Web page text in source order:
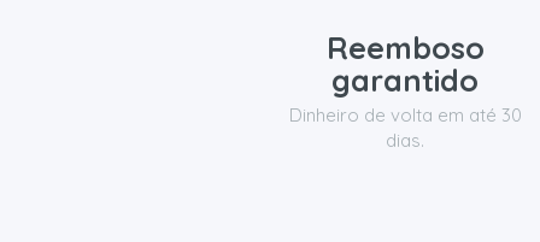
Reemboso
garantido
Dinheiro de volta em até 30
dias.